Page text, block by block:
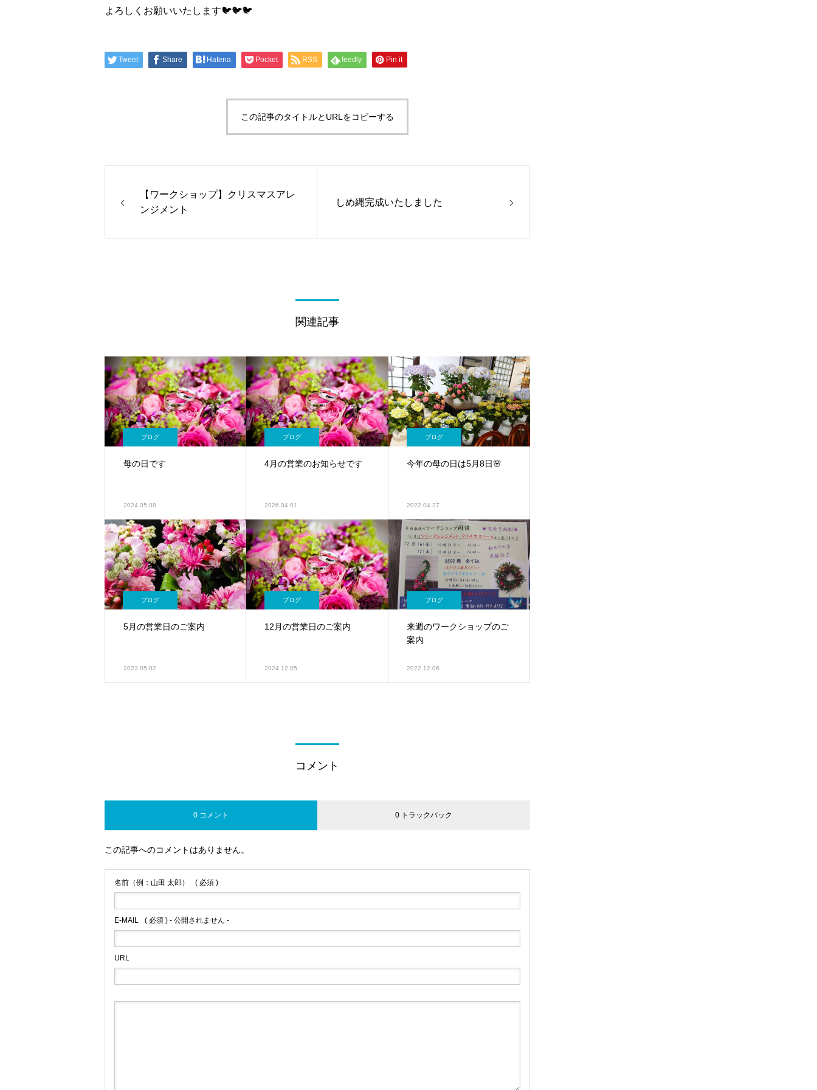
よろしくお願いいたします🐦️🐦️🐦️
Tweet Share Hatena Pocket RSS feedly Pin it
この記事のタイトルとURLをコピーする
【ワークショップ】クリスマスアレ
ンジメント
しめ縄完成いたしました
関連記事
ブログ
母の日です
2024.05.08
ブログ
4月の営業のお知らせです
2026.04.01
ブログ
今年の母の日は5月8日🌸
2022.04.27
ブログ
5月の営業日のご案内
2023.05.02
ブログ
12月の営業日のご案内
2024.12.05
ブログ
⁡来週のワークショップのご
案内
2022.12.06
コメント
0 コメント 0 トラックバック
この記事へのコメントはありません。
名前（例：山田 太郎） ( 必須 )
E-MAIL ( 必須 ) - 公開されません -
URL